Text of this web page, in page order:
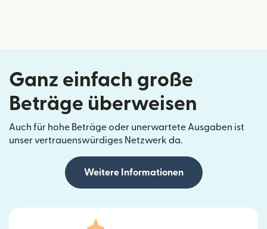
Ganz einfach große
Beträge überweisen
Auch für hohe Beträge oder unerwartete Ausgaben ist
unser vertrauenswürdiges Netzwerk da.
Weitere Informationen